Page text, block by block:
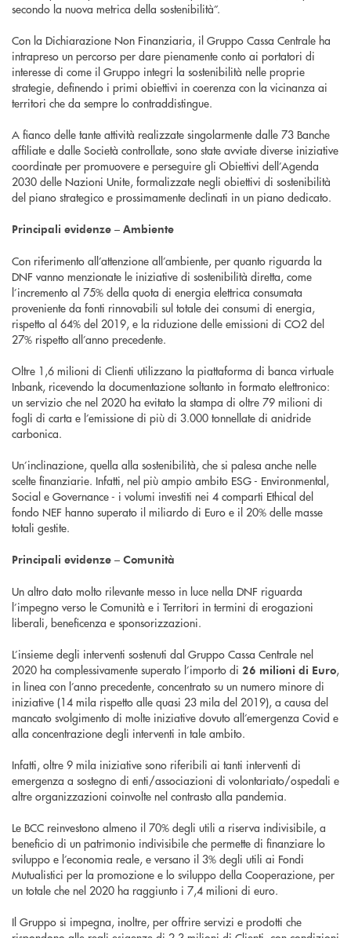
secondo la nuova metrica della sostenibilità”.
Con la Dichiarazione Non Finanziaria, il Gruppo Cassa Centrale ha
intrapreso un percorso per dare pienamente conto ai portatori di
interesse di come il Gruppo integri la sostenibilità nelle proprie
strategie, definendo i primi obiettivi in coerenza con la vicinanza ai
territori che da sempre lo contraddistingue.
A fianco delle tante attività realizzate singolarmente dalle 73 Banche
affiliate e dalle Società controllate, sono state avviate diverse iniziative
coordinate per promuovere e perseguire gli Obiettivi dell’Agenda
2030 delle Nazioni Unite, formalizzate negli obiettivi di sostenibilità
del piano strategico e prossimamente declinati in un piano dedicato.
Principali evidenze – Ambiente
Con riferimento all’attenzione all’ambiente, per quanto riguarda la
DNF vanno menzionate le iniziative di sostenibilità diretta, come
l’incremento al 75% della quota di energia elettrica consumata
proveniente da fonti rinnovabili sul totale dei consumi di energia,
rispetto al 64% del 2019, e la riduzione delle emissioni di CO2 del
27% rispetto all’anno precedente.
Oltre 1,6 milioni di Clienti utilizzano la piattaforma di banca virtuale
Inbank, ricevendo la documentazione soltanto in formato elettronico:
un servizio che nel 2020 ha evitato la stampa di oltre 79 milioni di
fogli di carta e l’emissione di più di 3.000 tonnellate di anidride
carbonica.
Un’inclinazione, quella alla sostenibilità, che si palesa anche nelle
scelte finanziarie. Infatti, nel più ampio ambito ESG - Environmental,
Social e Governance - i volumi investiti nei 4 comparti Ethical del
fondo NEF hanno superato il miliardo di Euro e il 20% delle masse
totali gestite.
Principali evidenze – Comunità
Un altro dato molto rilevante messo in luce nella DNF riguarda
l’impegno verso le Comunità e i Territori in termini di erogazioni
liberali, beneficenza e sponsorizzazioni.
L’insieme degli interventi sostenuti dal Gruppo Cassa Centrale nel
2020 ha complessivamente superato l’importo di 26 milioni di Euro,
in linea con l’anno precedente, concentrato su un numero minore di
iniziative (14 mila rispetto alle quasi 23 mila del 2019), a causa del
mancato svolgimento di molte iniziative dovuto all’emergenza Covid e
alla concentrazione degli interventi in tale ambito.
Infatti, oltre 9 mila iniziative sono riferibili ai tanti interventi di
emergenza a sostegno di enti/associazioni di volontariato/ospedali e
altre organizzazioni coinvolte nel contrasto alla pandemia.
Le BCC reinvestono almeno il 70% degli utili a riserva indivisibile, a
beneficio di un patrimonio indivisibile che permette di finanziare lo
sviluppo e l’economia reale, e versano il 3% degli utili ai Fondi
Mutualistici per la promozione e lo sviluppo della Cooperazione, per
un totale che nel 2020 ha raggiunto i 7,4 milioni di euro.
Il Gruppo si impegna, inoltre, per offrire servizi e prodotti che